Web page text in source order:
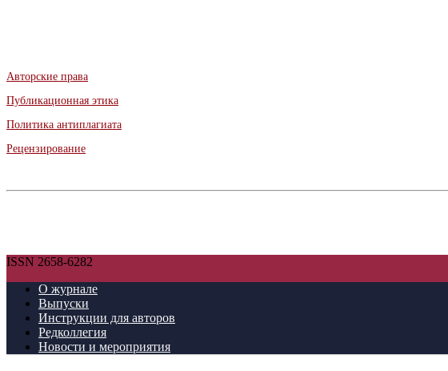
Авторские права
Публикационная этика
Политика антиплагиата
Рецензирование
ISSN 2658-6282
О журнале
Выпуски
Инструкции для авторов
Редколлегия
Новости и мероприятия